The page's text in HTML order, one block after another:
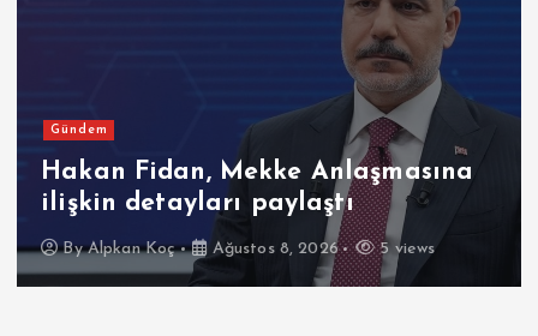
Gündem
Hakan Fidan, Mekke Anlaşmasına
ilişkin detayları paylaştı
ByAlpkan Koç Ağustos 8, 2026 5 views